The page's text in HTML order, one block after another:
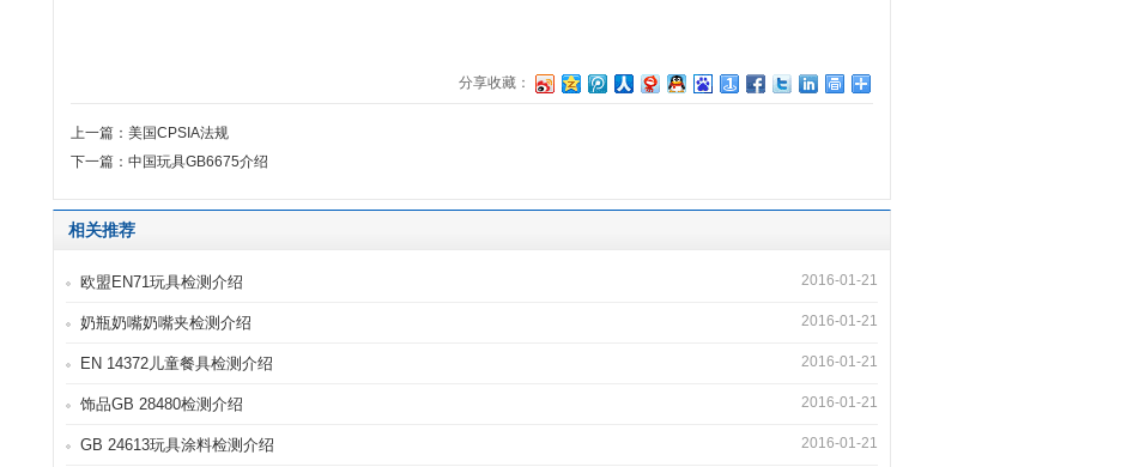
分享收藏：
上一篇：美国CPSIA法规
下一篇：中国玩具GB6675介绍
相关推荐
欧盟EN71玩具检测介绍 2016-01-21
奶瓶奶嘴奶嘴夹检测介绍 2016-01-21
EN 14372儿童餐具检测介绍 2016-01-21
饰品GB 28480检测介绍 2016-01-21
GB 24613玩具涂料检测介绍 2016-01-21